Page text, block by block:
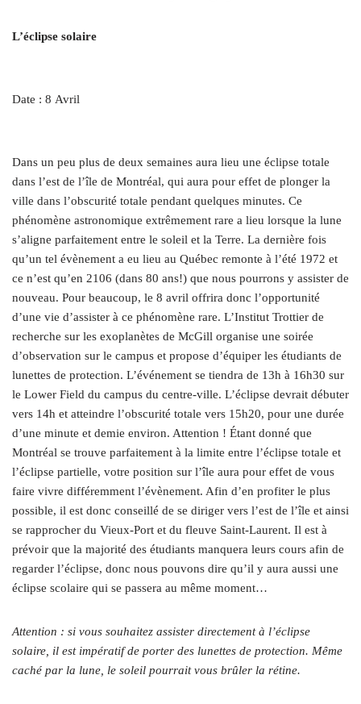
L’éclipse solaire
Date : 8 Avril
Dans un peu plus de deux semaines aura lieu une éclipse totale
dans l’est de l’île de Montréal, qui aura pour effet de plonger la
ville dans l’obscurité totale pendant quelques minutes. Ce
phénomène astronomique extrêmement rare a lieu lorsque la lune
s’aligne parfaitement entre le soleil et la Terre. La dernière fois
qu’un tel évènement a eu lieu au Québec remonte à l’été 1972 et
ce n’est qu’en 2106 (dans 80 ans!) que nous pourrons y assister de
nouveau. Pour beaucoup, le 8 avril offrira donc l’opportunité
d’une vie d’assister à ce phénomène rare. L’Institut Trottier de
recherche sur les exoplanètes de McGill organise une soirée
d’observation sur le campus et propose d’équiper les étudiants de
lunettes de protection. L’événement se tiendra de 13h à 16h30 sur
le Lower Field du campus du centre-ville. L’éclipse devrait débuter
vers 14h et atteindre l’obscurité totale vers 15h20, pour une durée
d’une minute et demie environ. Attention ! Étant donné que
Montréal se trouve parfaitement à la limite entre l’éclipse totale et
l’éclipse partielle, votre position sur l’île aura pour effet de vous
faire vivre différemment l’évènement. Afin d’en profiter le plus
possible, il est donc conseillé de se diriger vers l’est de l’île et ainsi
se rapprocher du Vieux-Port et du fleuve Saint-Laurent. Il est à
prévoir que la majorité des étudiants manquera leurs cours afin de
regarder l’éclipse, donc nous pouvons dire qu’il y aura aussi une
éclipse scolaire qui se passera au même moment…
Attention : si vous souhaitez assister directement à l’éclipse
solaire, il est impératif de porter des lunettes de protection. Même
caché par la lune, le soleil pourrait vous brûler la rétine.